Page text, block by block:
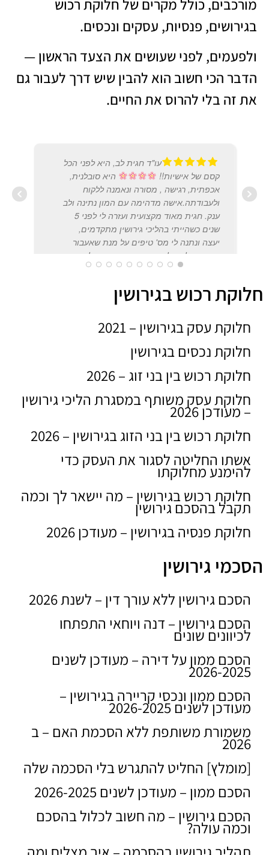
מורכבים, כולל מקרים של חלוקת רכוש
בגירושים, פנסיות, עסקים ונכסים.
ולפעמים, לפני שעושים את הצעד הראשון —
הדבר הכי חשוב הוא להבין שיש דרך לעבור גם
את זה בלי להרוס את החיים.
עו"ד חגית לב, היא לפני הכל
קסם של אישיות!!
היא סובלנית,
אכפתית, רגישה , מסורה ונאמנה ללקוח
ולעבודתה.אישה מדהימה עם המון נתינה ולב
ענק. חגית מאוד מקצועית ועזרה לי לפני 5
שנים כשהייתי בהליכי גירושין מתקדמים,
יעצה ונתנה לי מס' טיפים על מנת שאעבור
את התהליך על הצד הטוב ביותר ובקלות
בבית הדין הרבני. היה לי מזל גדול שפניתי
החסירה ממני פרטים ולא נתנה לי את כל
המידע והאינפורמציה. חגית דאגה לי
ובזכותה תהליך הגירושין שלי עבר בשלום.
בשנה האחרונה , פניתי לחגית שוב בענייני
תהליך הורות משותפת שהתחלתי ובכוונתי
להמשיך אצלה.כן ירבו כמוה !! ממליצה בחום
ובאהבה לפנות אליה . בברכה, טליה לוי
TALI LEVY
20/07/2022
חלוקת רכוש בגירושין
חלוקת עסק בגירושין – 2021
חלוקת נכסים בגירושין
חלוקת רכוש בין בני זוג – 2026
חלוקת עסק משותף במסגרת הליכי גירושין
– מעודכן 2026
חלוקת רכוש בין בני הזוג בגירושין – 2026
אשתו החליטה לסגור את העסק כדי
להימנע מחלוקתו
חלוקת רכוש בגירושין – מה יישאר לך וכמה
תקבל בהסכם גירושין
חלוקת פנסיה בגירושין – מעודכן 2026
הסכמי גירושין
הסכם גירושין ללא עורך דין – לשנת 2026
הסכם גירושין – דנה ויוחאי התפתחו
לכיוונים שונים
הסכם ממון על דירה – מעודכן לשנים
2026-2025
הסכם ממון ונכסי קריירה בגירושין –
מעודכן לשנים 2026-2025
משמורת משותפת ללא הסכמת האם – ב
2026
[מומלץ] החליט להתגרש בלי הסכמה שלה
הסכם ממון – מעודכן לשנים 2026-2025
הסכם גירושין – מה חשוב לכלול בהסכם
וכמה עולה?